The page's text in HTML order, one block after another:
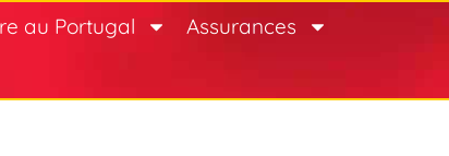
au Portugal
Assurances